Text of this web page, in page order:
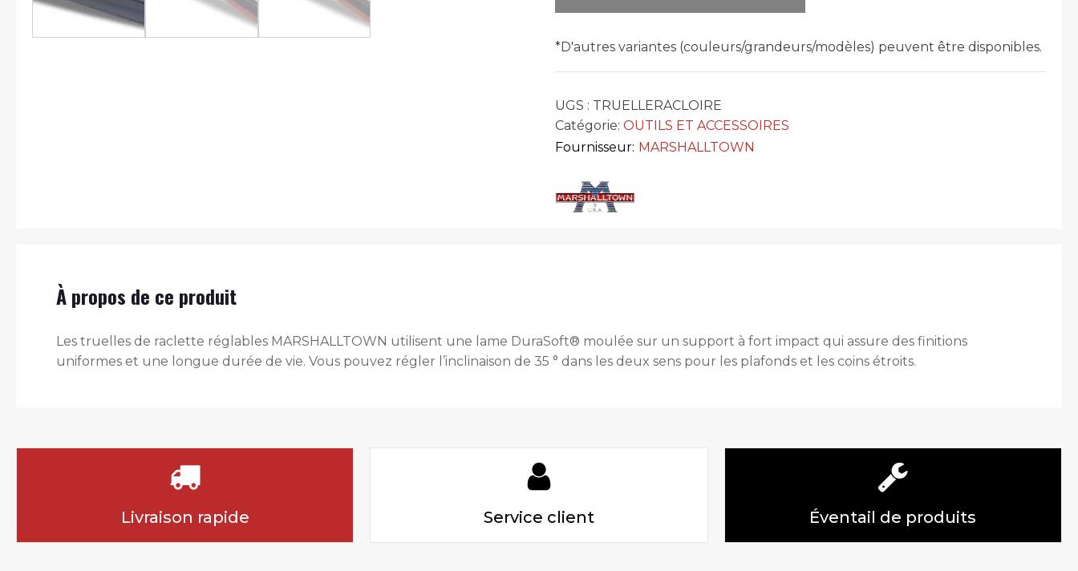
*D'autres variantes (couleurs/grandeurs/modèles) peuvent être disponibles.
UGS : TRUELLERACLOIRE
Catégorie: OUTILS ET ACCESSOIRES
Fournisseur: MARSHALLTOWN
À propos de ce produit
Les truelles de raclette réglables MARSHALLTOWN utilisent une lame DuraSoft® moulée sur un support à fort impact qui assure des finitions
uniformes et une longue durée de vie. Vous pouvez régler l’inclinaison de 35 ° dans les deux sens pour les plafonds et les coins étroits.
Livraison rapide Service client Éventail de produits